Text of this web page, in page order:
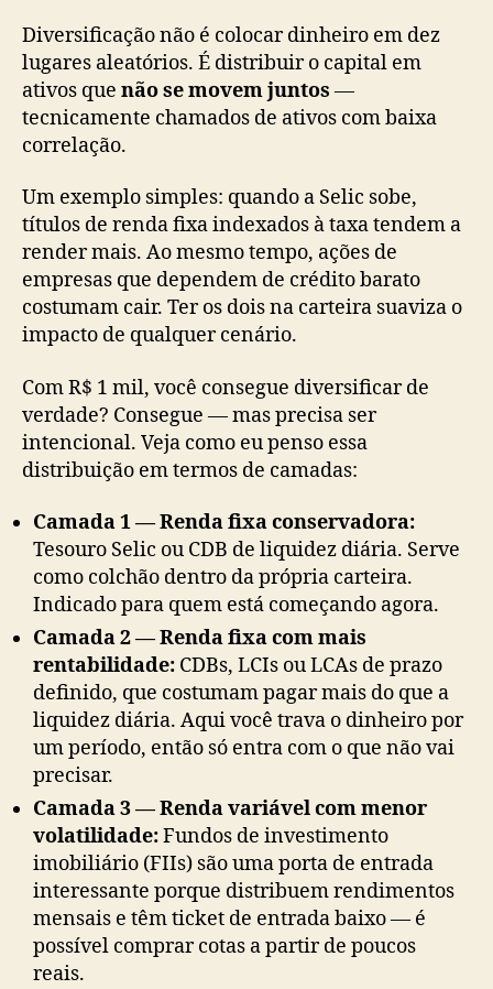
Diversificação não é colocar dinheiro em dez
lugares aleatórios. É distribuir o capital em
ativos que não se movem juntos —
tecnicamente chamados de ativos com baixa
correlação.
Um exemplo simples: quando a Selic sobe,
títulos de renda fixa indexados à taxa tendem a
render mais. Ao mesmo tempo, ações de
empresas que dependem de crédito barato
costumam cair. Ter os dois na carteira suaviza o
impacto de qualquer cenário.
Com R$ 1 mil, você consegue diversificar de
verdade? Consegue — mas precisa ser
intencional. Veja como eu penso essa
distribuição em termos de camadas:
Camada 1 — Renda fixa conservadora:
Tesouro Selic ou CDB de liquidez diária. Serve
como colchão dentro da própria carteira.
Indicado para quem está começando agora.
Camada 2 — Renda fixa com mais
rentabilidade: CDBs, LCIs ou LCAs de prazo
definido, que costumam pagar mais do que a
liquidez diária. Aqui você trava o dinheiro por
um período, então só entra com o que não vai
precisar.
Camada 3 — Renda variável com menor
volatilidade:Fundos de investimento
imobiliário (FIIs) são uma porta de entrada
interessante porque distribuem rendimentos
mensais e têm ticket de entrada baixo — é
possível comprar cotas a partir de poucos
reais.